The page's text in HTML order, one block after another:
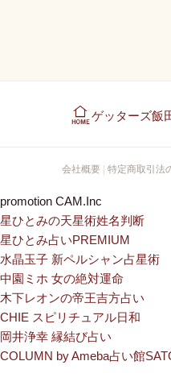
ゲッターズ飯
会社概要 | 特定商取引法
promotion CAM.Inc
星ひとみの天星術姓名判断
星ひとみ占いPREMIUM
水晶玉子 新ペルシャン占星術
中園ミホ 女の絶対運命
木下レオンの帝王吉方占い
CHIE スピリチュアル日和
岡井浄幸 縁結び占い
COLUMN by Ameba占い館